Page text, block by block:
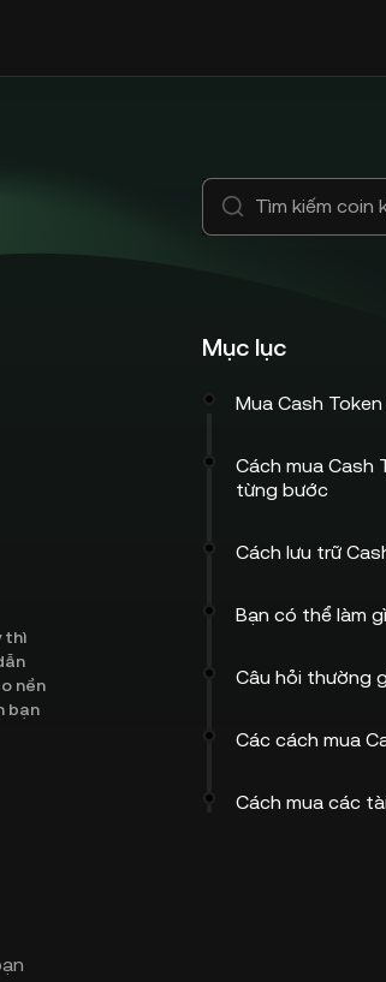
thì
nền
bạn
Mục lục
Mua Cash
Cách mua Cash
từng bước
Cách lưu trữ
Bạn có thể làm
Câu hỏi thường
Các cách mua
Cách mua các